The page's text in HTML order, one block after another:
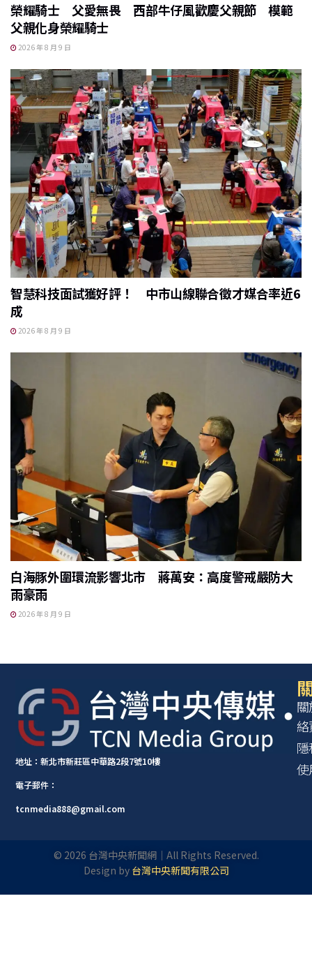
榮耀騎士 父愛無畏 西部牛仔風歡慶父親節 模範
父親化身榮耀騎士
2026 年 8 月 9 日
智慧科技面試獲好評！ 中市山線聯合徵才媒合率近6
成
2026 年 8 月 9 日
白海豚外圍環流影響北市 蔣萬安：高度警戒嚴防大
雨豪雨
2026 年 8 月 9 日
地址：新北市新莊區中華路2段7號10樓
電子郵件：
tcnmedia888@gmail.com
© 2026 台灣中央新聞網｜All Rights Reserved.
Design by 台灣中央新聞有限公司